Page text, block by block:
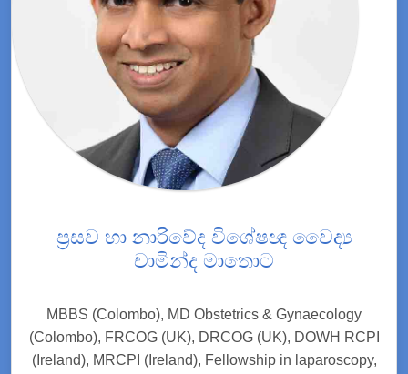
ප්‍රසව හා නාරිවේද විශේෂඥ වෛද්‍ය
චාමින්ද මාතොට
MBBS (Colombo), MD Obstetrics & Gynaecology
(Colombo), FRCOG (UK), DRCOG (UK), DOWH RCPI
(Ireland), MRCPI (Ireland), Fellowship in laparoscopy,